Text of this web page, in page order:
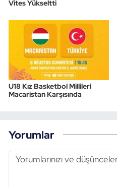
Vites Yükseltti
U18 Kız Basketbol Millileri
Macaristan Karşısında
Yorumlar